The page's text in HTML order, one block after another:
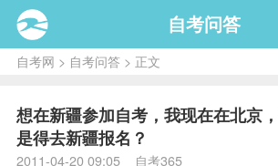
自考问答
自考网 > 自考问答> 正文
想在新疆参加自考，我现在在北京
是得去新疆报名？
2011-04-20 09:05 自考365